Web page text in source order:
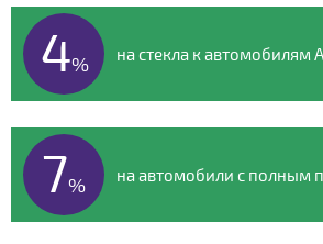
4% на стекла к автомобилям
7% на автомобили с полным